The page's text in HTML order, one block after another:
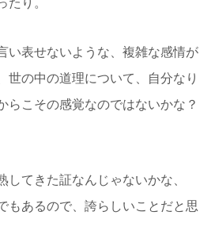
たり。
い表せないような、複雑な感情が
世の中の道理について、自分なり
らこその感覚なのではないかな？
してきた証なんじゃないかな、
もあるので、誇らしいことだと思